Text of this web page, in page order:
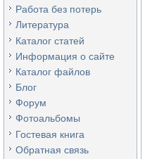
Работа без потерь
Литература
Каталог статей
Информация о сайте
Каталог файлов
Блог
Форум
Фотоальбомы
Гостевая книга
Обратная связь